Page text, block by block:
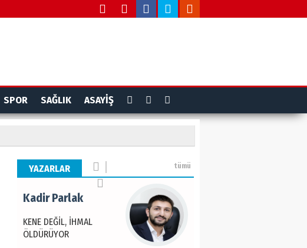
SPOR SAĞLIK ASAYİŞ
YAZARLAR tümü
Oltumedya.com
Oltu Medya
KENE DEĞİL, İHMAL
ÖLDÜRÜYOR
Kadir Parlak